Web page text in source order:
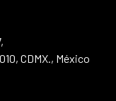
CDMX., México